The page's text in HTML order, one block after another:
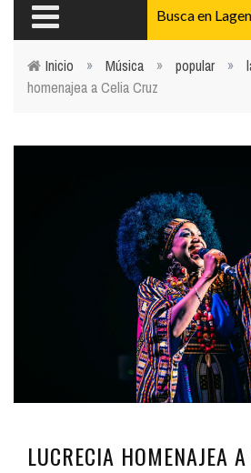
Usted está aquí
Inicio » Música » popular »
homenajea a Celia Cruz
LUCRECIA HOMENAJEA